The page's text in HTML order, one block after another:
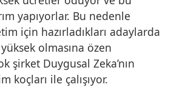
yapıyorlar. Bu nedenle
için hazırladıkları adaylarda
olmasına özen
şirket Duygusal Zeka’nın
koçları ile çalışıyor.